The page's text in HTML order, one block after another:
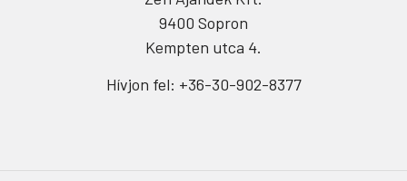
9400 Sopron
Kempten utca 4.
Hívjon fel: +36-30-902-8377